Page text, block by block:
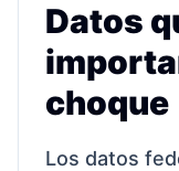
Datos
choque
Los datos